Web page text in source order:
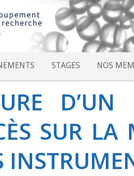
STAGES NOS
SUR LA